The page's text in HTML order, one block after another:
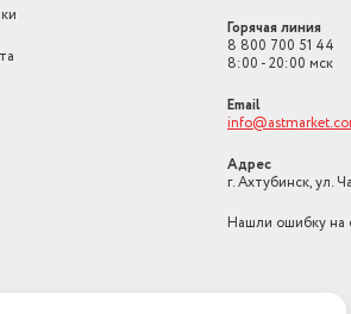
Горячая линия
8 800 700 51 44
8:00 - 20:00 мск
Email
Адрес
г. Ахтубинск, ул.
Нашли ошибку на